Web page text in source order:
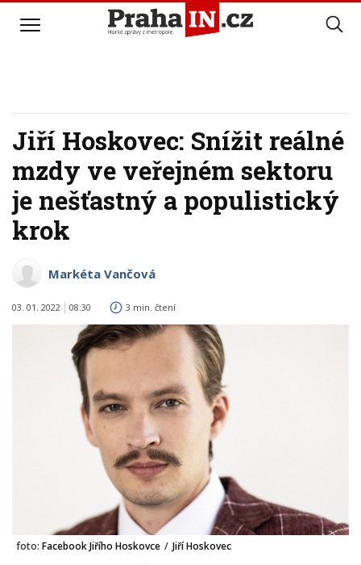
Jiří Hoskovec: Snížit reálné
mzdy ve veřejném sektoru
je nešťastný a populistický
krok
Markéta Vančová
03. 01. 2022 08:30 3 min. čtení
foto: Facebook Jiřího Hoskovce / Jiří Hoskovec